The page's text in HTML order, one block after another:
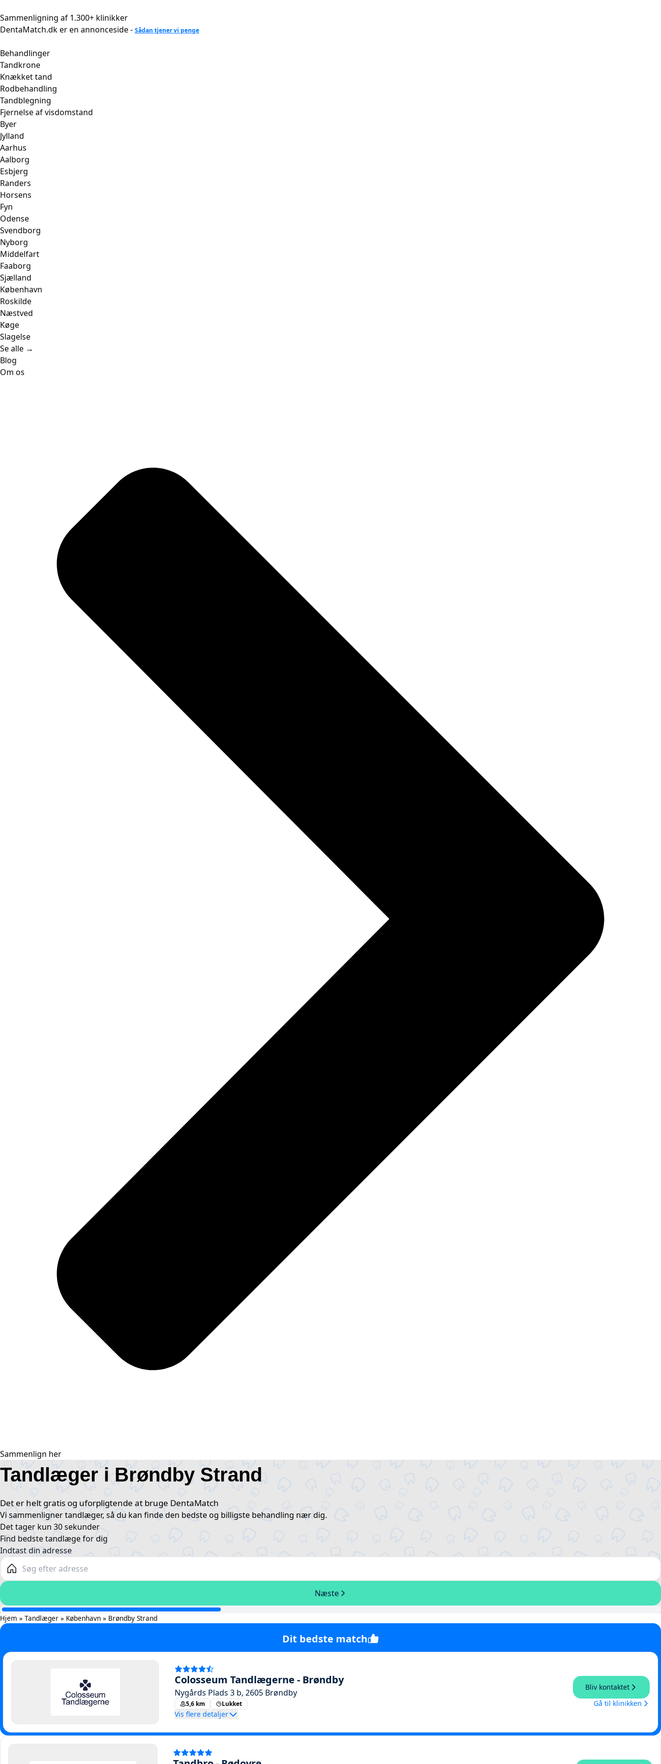
til
indhold
Sammenligning af 1.300+ klinikker
DentaMatch.dk er en annonceside - Sådan tjener vi penge
Behandlinger
Tandkrone
Knækket tand
Rodbehandling
Tandblegning
Fjernelse af visdomstand
Byer
Jylland
Aarhus
Aalborg
Esbjerg
Randers
Horsens
Fyn
Odense
Svendborg
Nyborg
Middelfart
Faaborg
Sjælland
København
Roskilde
Næstved
Køge
Slagelse
Se alle →
Blog
Om os
Sammenlign her
Tandlæger i Brøndby Strand
Det er helt gratis og uforpligtende at bruge DentaMatch
Vi sammenligner tandlæger, så du kan finde den bedste og billigste behandling nær dig.
Det tager kun 30 sekunder​
Find bedste tandlæge for dig ​
Hjem » Tandlæger » København » Brøndby Strand